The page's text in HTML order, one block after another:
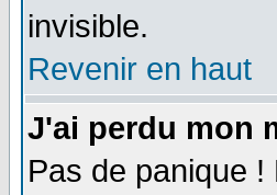
invisible.
Revenir en haut
J'ai perdu mon
Pas de panique